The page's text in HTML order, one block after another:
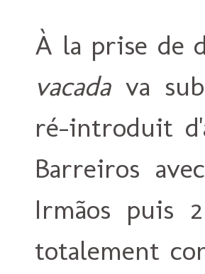
À la prise de
vacadava
ré-introduit
Barreiros
Irmãos puis
totalement